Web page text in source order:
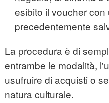
esibito il voucher con
precedentemente
La procedura è di
entrambe le modalità,
usufruire di acquisti o
natura culturale.